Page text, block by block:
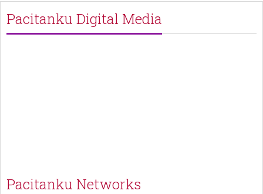
Pacitanku Digital Media
Pacitanku Networks